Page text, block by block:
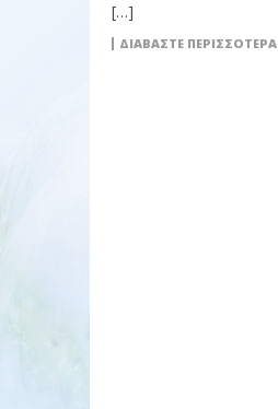
[…]
ΔΙΑΒΆΣΤΕ ΠΕΡΙΣΣΌΤΕΡΑ